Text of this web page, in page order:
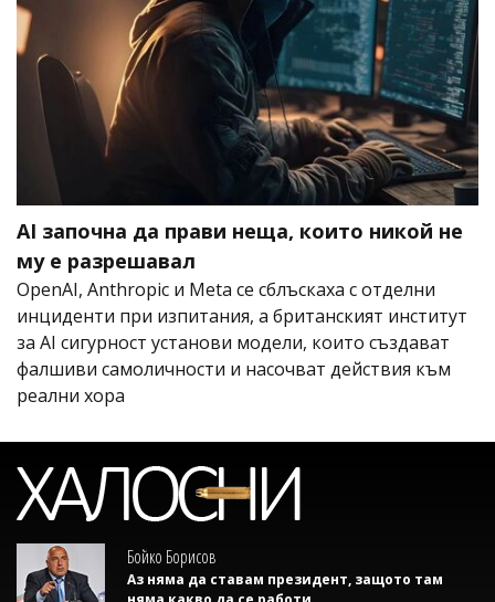
AI започна да прави неща, които никой не
му е разрешавал
OpenAI, Anthropic и Meta се сблъскаха с отделни
инциденти при изпитания, а британският институт
за AI сигурност установи модели, които създават
фалшиви самоличности и насочват действия към
реални хора
Бойко Борисов
Аз няма да ставам президент, защото там